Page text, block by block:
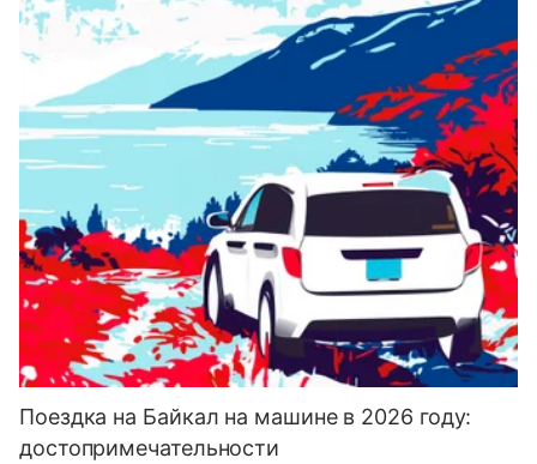
Поездка на Байкал на машине в 2026 году:
достопримечательности